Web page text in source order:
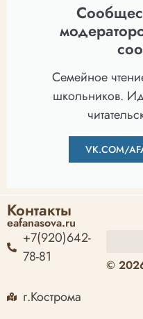
Семейное
школьников.
VK.COM/
Контакты
eafanasova.ru
+7(920)642-
78-81
г.Кострома
©